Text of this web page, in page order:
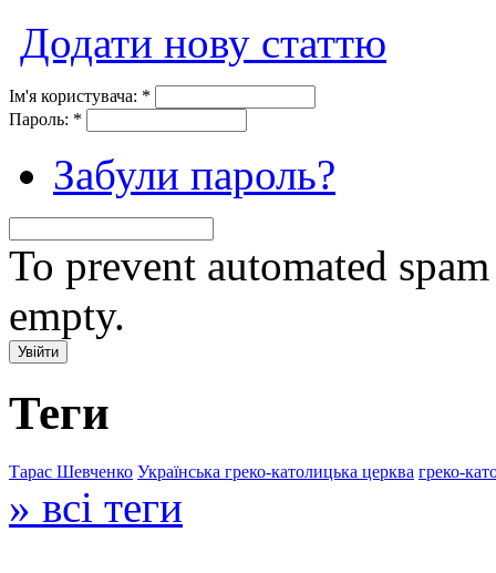
Додати нову статтю
Ім'я користувача: *
Пароль: *
Забули пароль?
To prevent automated
empty.
Теги
Тарас Шевченко Українська греко-католицька церква греко-
» всі теги